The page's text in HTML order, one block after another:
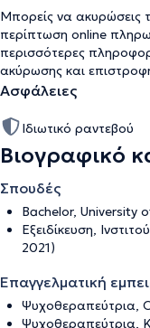
Μπορείς να ακυρώσεις
περίπτωση online
περισσότερες
ακύρωσης και
Ασφάλειες
Ιδιωτικό ραντεβού
Βιογραφικό
Σπουδές
Bachelor, University
Εξειδίκευση,
2021)
Επαγγελματική
Ψυχοθεραπεύτρια,